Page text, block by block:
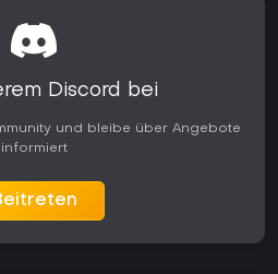
Discord bei
und bleibe über Angebote
informiert